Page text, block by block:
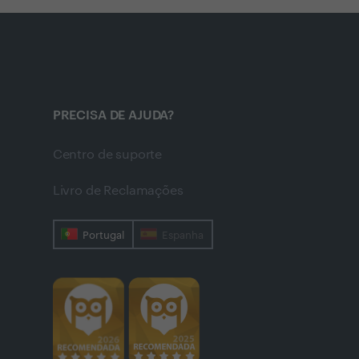
PRECISA DE AJUDA?
Centro de suporte
Livro de Reclamações
Portugal Espanha